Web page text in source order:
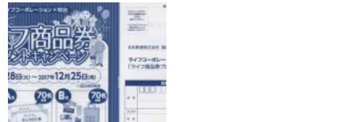
ア 商品券プレゼント！
キャンペーン